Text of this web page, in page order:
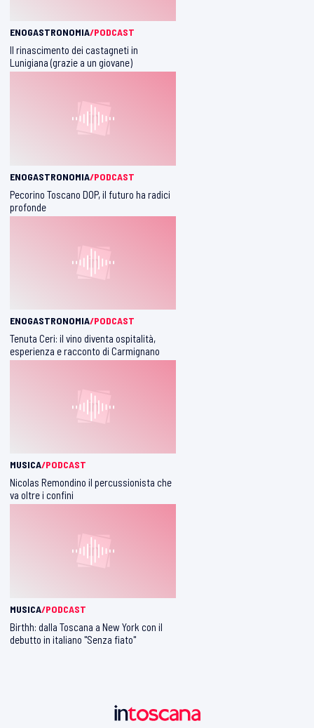
ENOGASTRONOMIA/PODCAST
Il rinascimento dei castagneti in
Lunigiana (grazie a un giovane)
ENOGASTRONOMIA/PODCAST
Pecorino Toscano DOP, il futuro ha radici
profonde
ENOGASTRONOMIA/PODCAST
Tenuta Ceri: il vino diventa ospitalità,
esperienza e racconto di Carmignano
MUSICA/PODCAST
Nicolas Remondino il percussionista che
va oltre i confini
MUSICA/PODCAST
Birthh: dalla Toscana a New York con il
debutto in italiano "Senza fiato"